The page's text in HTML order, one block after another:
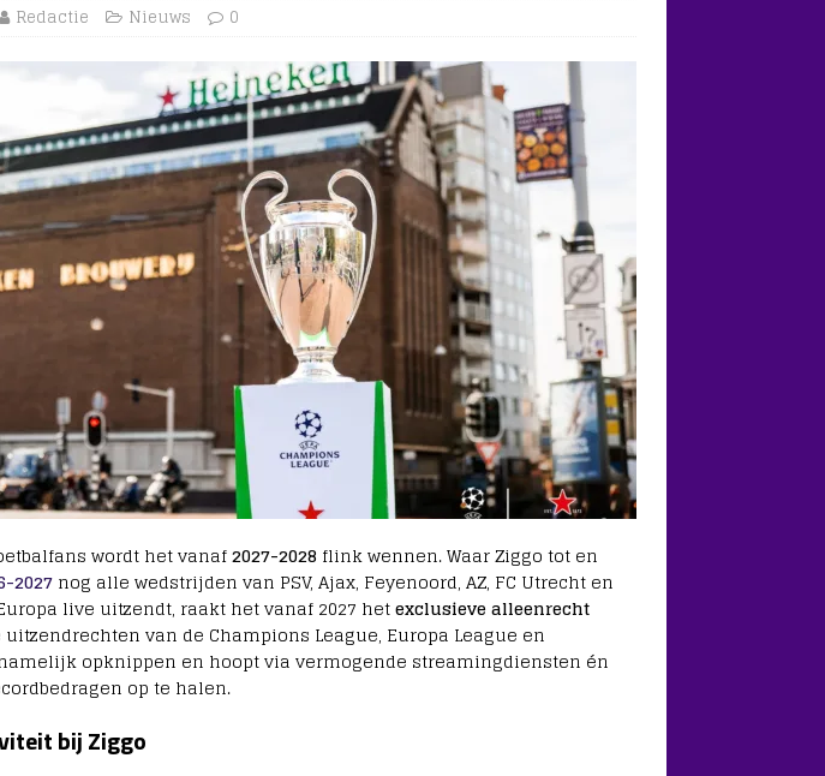
Redactie Nieuws 0
wordt het vanaf2027-2028 flink wennen. Waar Ziggo tot en
2027nog alle wedstrijden van PSV, Ajax, Feyenoord, AZ, FC Utrecht en
live uitzendt, raakt het vanaf 2027 hetexclusieve alleenrecht
uitzendrechten van de Champions League, Europa League en
opknippen en hoopt via vermogende streamingdiensten én
op te halen.
bij Ziggo